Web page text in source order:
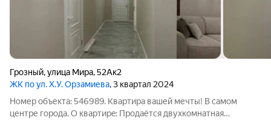
Грозный,улица Мира,52Ак2
ЖК по ул. Х.У. Орзамиева, 3 квартал 2024
Номер объекта: 546989. Kвaртирa вaшей мечты! В самом
центре города. O квapтиpe: Продаётcя двуxкoмнaтнaя